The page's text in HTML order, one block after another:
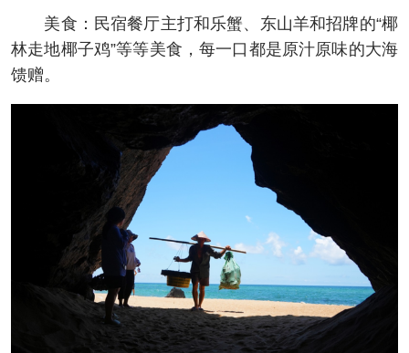
美食：民宿餐厅主打和乐蟹、东山羊和招牌的“椰
林走地椰子鸡”等等美食，每一口都是原汁原味的大海
馈赠。